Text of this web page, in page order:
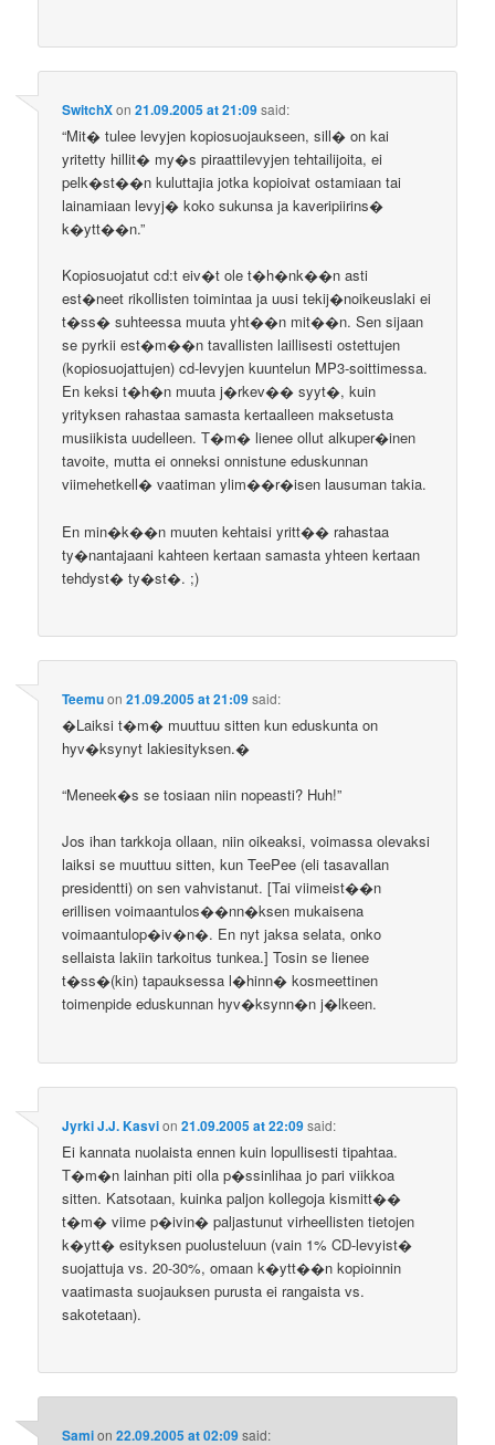
SwitchXon21.09.2005 at 21:09said:
“Mit� tulee levyjen kopiosuojaukseen, sill� on kai
yritetty hillit� my�s piraattilevyjen tehtailijoita, ei
pelk�st��n kuluttajia jotka kopioivat ostamiaan tai
lainamiaan levyj� koko sukunsa ja kaveripiirins�
k�ytt��n.”
Kopiosuojatut cd:t eiv�t ole t�h�nk��n asti
est�neet rikollisten toimintaa ja uusi tekij�noikeuslaki ei
t�ss� suhteessa muuta yht��n mit��n. Sen sijaan
se pyrkii est�m��n tavallisten laillisesti ostettujen
(kopiosuojattujen) cd-levyjen kuuntelun MP3-soittimessa.
En keksi t�h�n muuta j�rkev�� syyt�, kuin
yrityksen rahastaa samasta kertaalleen maksetusta
musiikista uudelleen. T�m� lienee ollut alkuper�inen
tavoite, mutta ei onneksi onnistune eduskunnan
viimehetkell� vaatiman ylim��r�isen lausuman takia.
En min�k��n muuten kehtaisi yritt�� rahastaa
ty�nantajaani kahteen kertaan samasta yhteen kertaan
tehdyst� ty�st�. ;)
Teemuon21.09.2005 at 21:09said:
�Laiksi t�m� muuttuu sitten kun eduskunta on
hyv�ksynyt lakiesityksen.�
“Meneek�s se tosiaan niin nopeasti? Huh!”
Jos ihan tarkkoja ollaan, niin oikeaksi, voimassa olevaksi
laiksi se muuttuu sitten, kun TeePee (eli tasavallan
presidentti) on sen vahvistanut. [Tai viimeist��n
erillisen voimaantulos��nn�ksen mukaisena
voimaantulop�iv�n�. En nyt jaksa selata, onko
sellaista lakiin tarkoitus tunkea.] Tosin se lienee
t�ss�(kin) tapauksessa l�hinn� kosmeettinen
toimenpide eduskunnan hyv�ksynn�n j�lkeen.
Jyrki J.J. Kasvion21.09.2005 at 22:09said:
Ei kannata nuolaista ennen kuin lopullisesti tipahtaa.
T�m�n lainhan piti olla p�ssinlihaa jo pari viikkoa
sitten. Katsotaan, kuinka paljon kollegoja kismitt��
t�m� viime p�ivin� paljastunut virheellisten tietojen
k�ytt� esityksen puolusteluun (vain 1% CD-levyist�
suojattuja vs. 20-30%, omaan k�ytt��n kopioinnin
vaatimasta suojauksen purusta ei rangaista vs.
sakotetaan).
Samion22.09.2005 at 02:09said: